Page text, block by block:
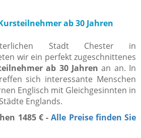
ab 30 Jahren
Stadt Chester in
wir ein perfekt zugeschnittenes
ab 30 Jahren an an. In
sich interessante Menschen
Englisch mit Gleichgesinnten in
Englands.
1485 € -Alle Preise finden Sie